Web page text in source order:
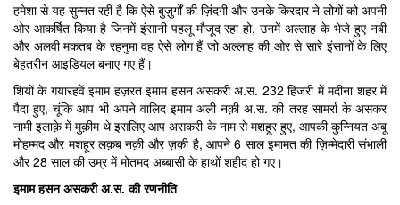
हमेशा से यह सुन्नत रही है कि ऐसे बुज़ुर्गों की ज़िंदगी और उनके किरदार ने लोगों को अपनी
ओर आकर्षित किया है जिनमें इंसानी पहलू मौजूद रहा हो, उनमें अल्लाह के भेजे हुए नबी
और अलवी मकतब के रहनुमा वह ऐसे लोग हैं जो अल्लाह की ओर से सारे इंसानों के लिए
बेहतरीन आइडियल बनाए गए हैं।
शियों के गयारहवें इमाम हज़रत इमाम हसन असकरी अ.स. 232 हिजरी में मदीना शहर में
पैदा हुए, चूंकि आप भी अपने वालिद इमाम अली नक़ी अ.स. की तरह सामर्रा के असकर
नामी इलाक़े में मुक़ीम थे इसलिए आप असकरी के नाम से मशहूर हुए, आपकी कुन्नियत अबू
मोहम्मद और मशहूर लक़ब नक़ी और ज़की है, आपने 6 साल इमामत की ज़िम्मेदारी संभाली
और 28 साल की उम्र में मोतमद अब्बासी के हाथों शहीद हो गए।
इमाम हसन असकरी अ.स. की रणनीति